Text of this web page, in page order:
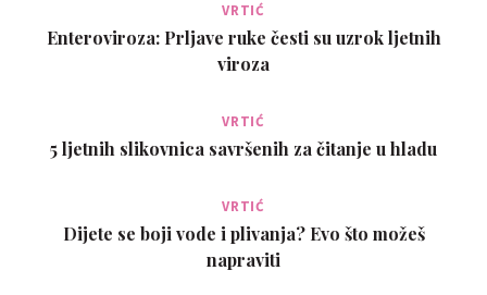
VRTIĆ
Enteroviroza: Prljave ruke česti su uzrok ljetnih
viroza
VRTIĆ
5 ljetnih slikovnica savršenih za čitanje u hladu
VRTIĆ
Dijete se boji vode i plivanja? Evo što možeš
napraviti